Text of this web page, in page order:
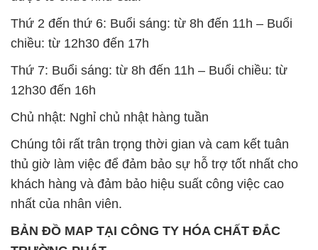
SẢN PHẨM TƯƠNG TỰ